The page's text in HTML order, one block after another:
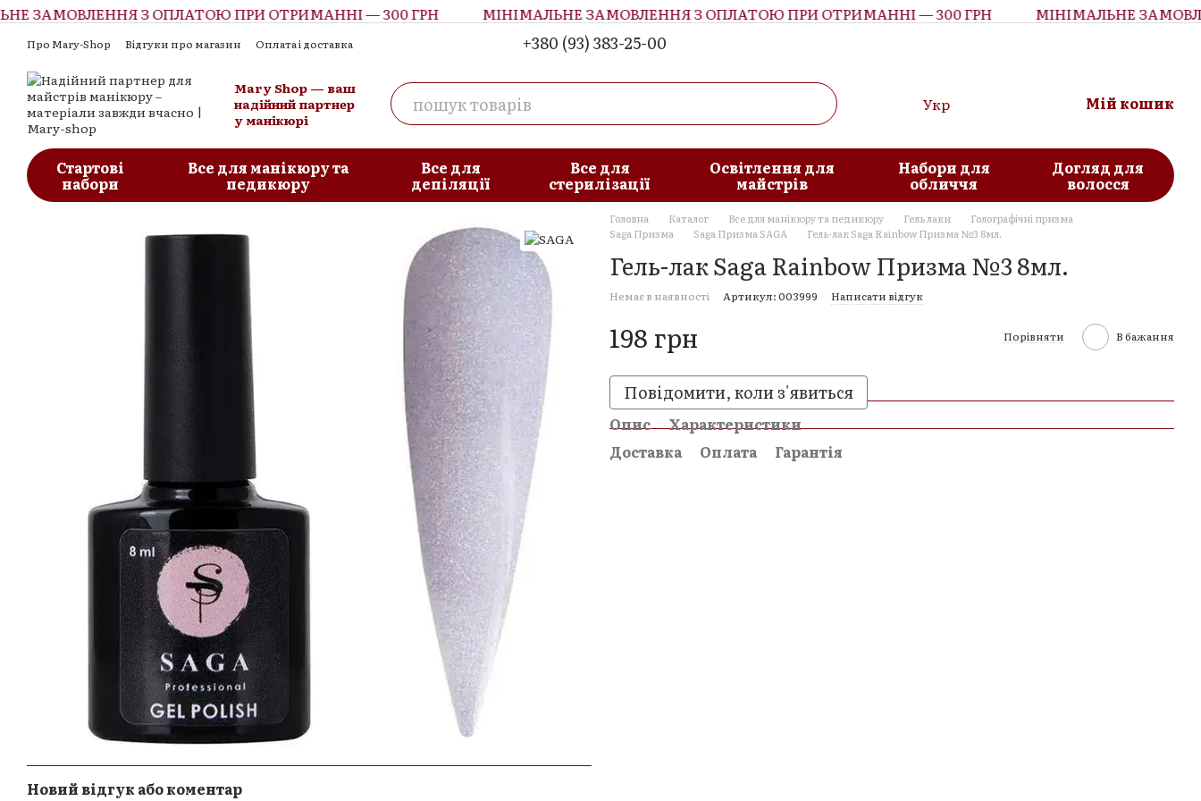
Перейти до основного контенту
ЗАМОВЛЕННЯ З ОПЛАТОЮ ПРИ ОТРИМАННІ — 300 ГРН МІНІМАЛЬНЕ ЗАМОВЛЕННЯ З ОПЛАТОЮ ПРИ ОТРИМАННІ — 300 ГРН МІНІМАЛЬНЕ
Про Mary-Shop Відгуки про магазин
Оплата і доставка
+380 (93) 383-25-00
Mary Shop — ваш
надійний партнер
у манікюрі
Укр Мій кошик
Стартові
набори
Все для манікюру та
педикюру
Все для
депіляції
Все для
стерилізації
Освітлення для
майстрів
Набори для
обличчя
Догляд для
волосся
Новий відгук або коментар
Головна Каталог Все для манікюру та педикюру Гель лаки
Голографічні призма
Saga Призма
Saga Призма SAGA Гель-лак Saga Rainbow Призма №3 8мл.
Гель-лак Saga Rainbow Призма №3 8мл.
Немає в наявності Артикул: 003999 Написати відгук
198 грн Порівняти В бажання
Повідомити, коли з'явиться
Опис
Характеристики
Доставка
Оплата Гарантія